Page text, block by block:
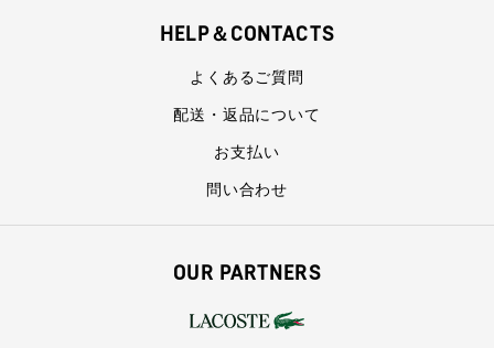
HELP＆CONTACTS
よくあるご質問
配送・返品について
お支払い
問い合わせ
OUR PARTNERS